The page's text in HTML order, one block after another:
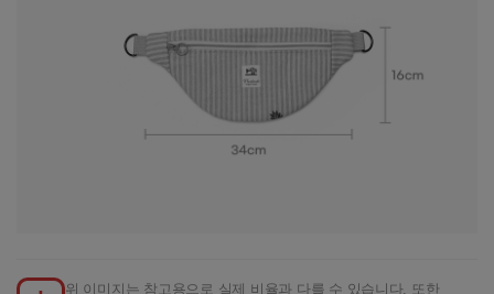
위 이미지는 참고용으로 실제 비율과 다를 수 있습니다. 또한